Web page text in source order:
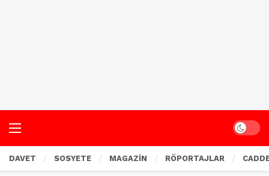
Dark
DAVET SOSYETE MAGAZİN RÖPORTAJLAR